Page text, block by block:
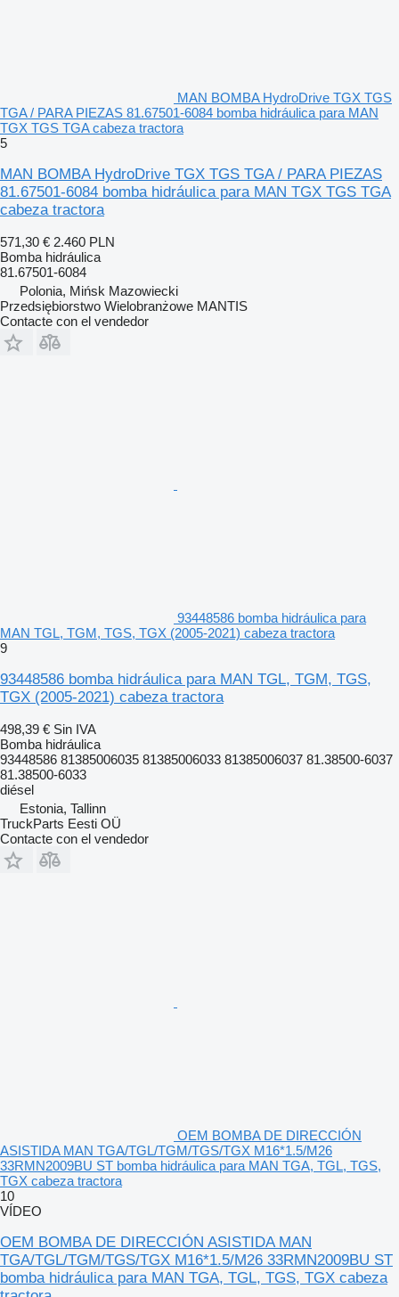
MAN BOMBA HydroDrive TGX TGS
TGA / PARA PIEZAS 81.67501-6084 bomba hidráulica para MAN
TGX TGS TGA cabeza tractora
5
MAN BOMBA HydroDrive TGX TGS TGA / PARA PIEZAS
81.67501-6084 bomba hidráulica para MAN TGX TGS TGA
cabeza tractora
571,30 € 2.460 PLN
Bomba hidráulica
81.67501-6084
Polonia, Mińsk Mazowiecki
Przedsiębiorstwo Wielobranżowe MANTIS
Contacte con el vendedor
93448586 bomba hidráulica para
MAN TGL, TGM, TGS, TGX (2005-2021) cabeza tractora
9
93448586 bomba hidráulica para MAN TGL, TGM, TGS,
TGX (2005-2021) cabeza tractora
498,39 € Sin IVA
Bomba hidráulica
93448586 81385006035 81385006033 81385006037 81.38500-6037
81.38500-6033
diésel
Estonia, Tallinn
TruckParts Eesti OÜ
Contacte con el vendedor
OEM BOMBA DE DIRECCIÓN
ASISTIDA MAN TGA/TGL/TGM/TGS/TGX M16*1.5/M26
33RMN2009BU ST bomba hidráulica para MAN TGA, TGL, TGS,
TGX cabeza tractora
10
VÍDEO
OEM BOMBA DE DIRECCIÓN ASISTIDA MAN
TGA/TGL/TGM/TGS/TGX M16*1.5/M26 33RMN2009BU ST
bomba hidráulica para MAN TGA, TGL, TGS, TGX cabeza